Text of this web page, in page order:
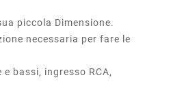
piccola Dimensione.
necessaria per fare le
bassi, ingresso RCA,